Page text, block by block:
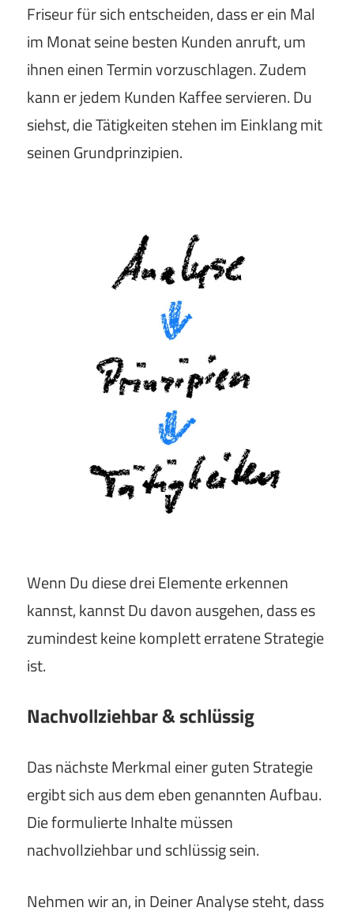
Friseur für sich entscheiden, dass er ein Mal
im Monat seine besten Kunden anruft, um
ihnen einen Termin vorzuschlagen. Zudem
kann er jedem Kunden Kaffee servieren. Du
siehst, die Tätigkeiten stehen im Einklang mit
seinen Grundprinzipien.
Wenn Du diese drei Elemente erkennen
kannst, kannst Du davon ausgehen, dass es
zumindest keine komplett erratene Strategie
ist.
Nachvollziehbar & schlüssig
Das nächste Merkmal einer guten Strategie
ergibt sich aus dem eben genannten Aufbau.
Die formulierte Inhalte müssen
nachvollziehbar und schlüssig sein.
Nehmen wir an, in Deiner Analyse steht, dass